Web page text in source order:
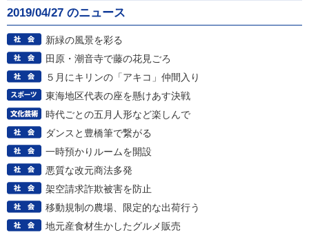
2019/04/27 のニュース
新緑の風景を彩る
田原・潮音寺で藤の花見ごろ
５月にキリンの「アキコ」仲間入り
東海地区代表の座を懸けあす決戦
時代ごとの五月人形など楽しんで
ダンスと豊橋筆で繋がる
一時預かりルームを開設
悪質な改元商法多発
架空請求詐欺被害を防止
移動規制の農場、限定的な出荷行う
地元産食材生かしたグルメ販売